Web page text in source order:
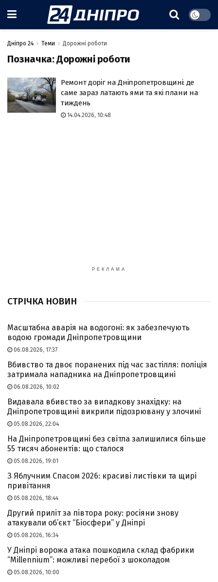
Дніпро 24 Теми Дорожні роботи
Позначка:Дорожні роботи
Ремонт доріг на Дніпропетровщині: де
саме зараз латають ями та які плани на
тиждень
14.04.2026, 10:48
РЕКЛАМА
СТРІЧКА НОВИН
Масштабна аварія на водогоні: як забезпечують
водою громади Дніпропетровщини
06.08.2026, 17:37
Вбивство та двоє поранених під час застілля: поліція
затримала нападника на Дніпропетровщині
06.08.2026, 10:02
Видавала вбивство за випадкову знахідку: на
Дніпропетровщині викрили підозрювану у злочині
05.08.2026, 22:04
На Дніпропетровщині без світла залишилися більше
55 тисяч абонентів: що сталося
05.08.2026, 19:01
З Яблучним Спасом 2026: красиві листівки та щирі
привітання
05.08.2026, 18:44
Другий приліт за півтора року: росіяни знову
атакували об’єкт “Біосфери” у Дніпрі
05.08.2026, 16:34
У Дніпрі ворожа атака пошкодила склад фабрики
“Millennium”: можливі перебої з шоколадом
05.08.2026, 10:00